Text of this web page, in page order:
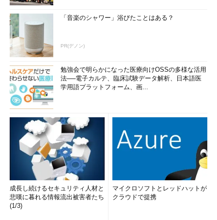
「音楽のシャワー」浴びたことはある？
PR(デノン)
勉強会で明らかになった医療向けOSSの多様な活用
法──電子カルテ、臨床試験データ解析、日本語医
学用語プラットフォーム、画...
成長し続けるセキュリティ人材と
悲嘆に暮れる情報流出被害者たち
(1/3)
マイクロソフトとレッドハットが
クラウドで提携